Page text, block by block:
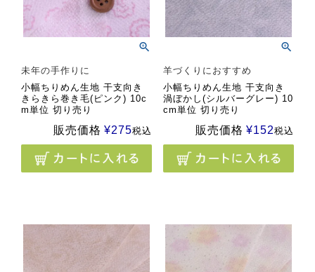
未年の手作りに
小幅ちりめん生地 干支向き
きらきら巻き毛(ピンク) 10c
m単位 切り売り
販売価格 ¥275税込
羊づくりにおすすめ
小幅ちりめん生地 干支向き
渦ぼかし(シルバーグレー) 10
cm単位 切り売り
販売価格 ¥152税込